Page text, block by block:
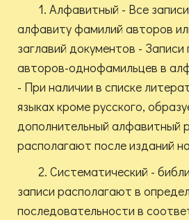
1. Алфавитный - Все
алфавиту фамилий авторов
заглавий документов - Записи
авторов-однофамильцев в
- При наличии в списке
языках кроме русского,
дополнительный алфавитный
располагают после изданий
2. Систематический -
записи располагают в
последовательности в